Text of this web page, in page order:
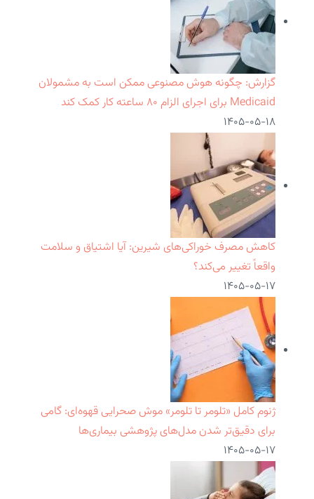
گزارش: چگونه هوش مصنوعی ممکن است به مشمولان
Medicaid برای اجرای الزام ۸۰ ساعته کار کمک کند
۱۴۰۵-۰۵-۱۸
کاهش مصرف خوراکی‌های شیرین: آیا اشتیاق و سلامت
واقعاً تغییر می‌کند؟
۱۴۰۵-۰۵-۱۷
ژنوم کامل «تلومر تا تلومر» موش صحرایی قهوه‌ای: گامی
برای دقیق‌تر شدن مدل‌های پژوهشی بیماری‌ها
۱۴۰۵-۰۵-۱۷